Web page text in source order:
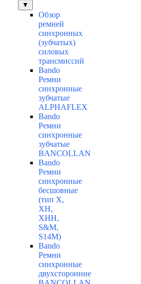
▼
Обзор
ремней
синхронных
(зубчатых)
силовых
трансмиссий
Bando
Ремни
синхронные
зубчатые
ALPHAFLEX
Bando
Ремни
синхронные
зубчатые
BANCOLLAN
Bando
Ремни
синхронные
бесшовные
(тип Х,
ХН,
ХНН,
S&M,
S14М)
Bando
Ремни
синхронные
двухсторонние